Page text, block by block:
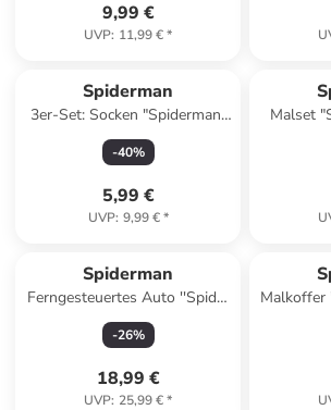
9,99 €
UVP: 11,99 €*
Spiderman
3er-Set: Socken "Spiderman"
in Rot/ Weiß
-40%
5,99 €
UVP: 9,99 €*
Malset
Spiderman
Ferngesteuertes Auto ''Spider
Web-Crawler'' - ab 5 Jahren
-26%
18,99 €
UVP: 25,99 €*
Malkoffer